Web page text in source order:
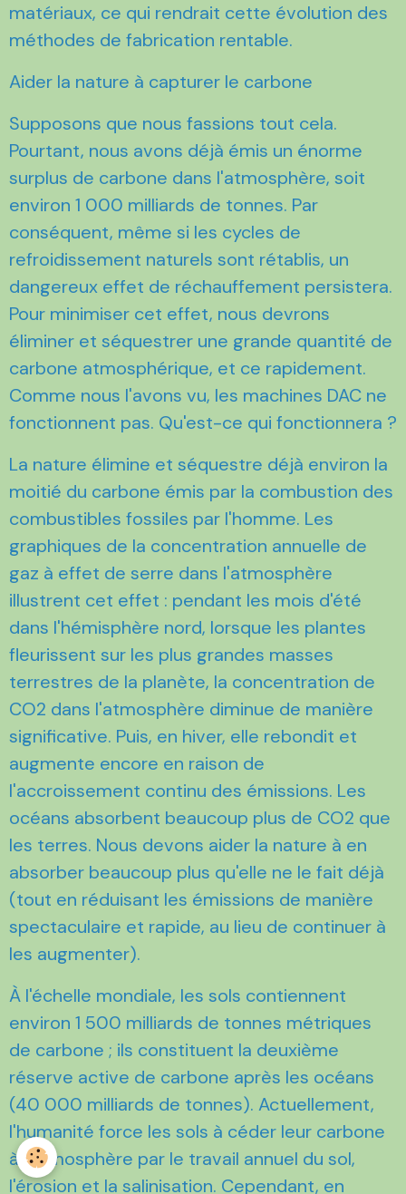
matériaux, ce qui rendrait cette évolution des
méthodes de fabrication rentable.
Aider la nature à capturer le carbone
Supposons que nous fassions tout cela.
Pourtant, nous avons déjà émis un énorme
surplus de carbone dans l'atmosphère, soit
environ 1 000 milliards de tonnes. Par
conséquent, même si les cycles de
refroidissement naturels sont rétablis, un
dangereux effet de réchauffement persistera.
Pour minimiser cet effet, nous devrons
éliminer et séquestrer une grande quantité de
carbone atmosphérique, et ce rapidement.
Comme nous l'avons vu, les machines DAC ne
fonctionnent pas. Qu'est-ce qui fonctionnera ?
La nature élimine et séquestre déjà environ la
moitié du carbone émis par la combustion des
combustibles fossiles par l'homme. Les
graphiques de la concentration annuelle de
gaz à effet de serre dans l'atmosphère
illustrent cet effet : pendant les mois d'été
dans l'hémisphère nord, lorsque les plantes
fleurissent sur les plus grandes masses
terrestres de la planète, la concentration de
CO2 dans l'atmosphère diminue de manière
significative. Puis, en hiver, elle rebondit et
augmente encore en raison de
l'accroissement continu des émissions. Les
océans absorbent beaucoup plus de CO2 que
les terres. Nous devons aider la nature à en
absorber beaucoup plus qu'elle ne le fait déjà
(tout en réduisant les émissions de manière
spectaculaire et rapide, au lieu de continuer à
les augmenter).
À l'échelle mondiale, les sols contiennent
environ 1 500 milliards de tonnes métriques
de carbone ; ils constituent la deuxième
réserve active de carbone après les océans
(40 000 milliards de tonnes). Actuellement,
l'humanité force les sols à céder leur carbone
à l'atmosphère par le travail annuel du sol,
l'érosion et la salinisation. Cependant, en